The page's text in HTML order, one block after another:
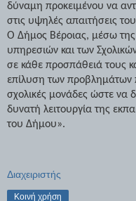
δύναμη προκειμένου να
στις υψηλές απαιτήσεις
Ο Δήμος Βέροιας, μέσω της
υπηρεσιών και των
σε κάθε προσπάθειά τους
επίλυση των προβλημάτων
σχολικές μονάδες ώστε να
δυνατή λειτουργία της
του Δήμου».
Διαχειριστής
Κοινή χρήση